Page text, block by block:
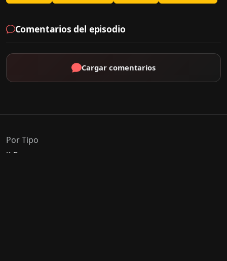
Comentarios del episodio
Cargar comentarios
Por Tipo
K-Drama